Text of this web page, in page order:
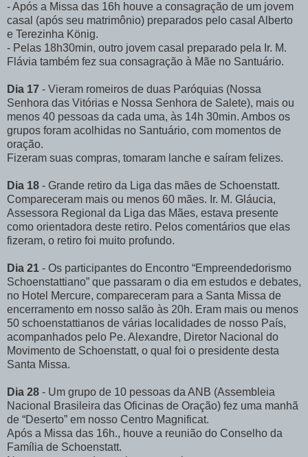
- Após a Missa das 16h houve a consagração de um jovem
casal (após seu matrimônio) preparados pelo casal Alberto
e Terezinha König.
- Pelas 18h30min, outro jovem casal preparado pela Ir. M.
Flávia também fez sua consagração à Mãe no Santuário.
Dia 17 - Vieram romeiros de duas Paróquias (Nossa
Senhora das Vitórias e Nossa Senhora de Salete), mais ou
menos 40 pessoas da cada uma, às 14h 30min. Ambos os
grupos foram acolhidas no Santuário, com momentos de
oração.
Fizeram suas compras, tomaram lanche e saíram felizes.
Dia 18 - Grande retiro da Liga das mães de Schoenstatt.
Compareceram mais ou menos 60 mães. Ir. M. Gláucia,
Assessora Regional da Liga das Mães, estava presente
como orientadora deste retiro. Pelos comentários que elas
fizeram, o retiro foi muito profundo.
Dia 21 - Os participantes do Encontro “Empreendedorismo
Schoenstattiano” que passaram o dia em estudos e debates,
no Hotel Mercure, compareceram para a Santa Missa de
encerramento em nosso salão às 20h. Eram mais ou menos
50 schoenstattianos de várias localidades de nosso País,
acompanhados pelo Pe. Alexandre, Diretor Nacional do
Movimento de Schoenstatt, o qual foi o presidente desta
Santa Missa.
Dia 28 - Um grupo de 10 pessoas da ANB (Assembleia
Nacional Brasileira das Oficinas de Oração) fez uma manhã
de “Deserto” em nosso Centro Magnificat.
Após a Missa das 16h., houve a reunião do Conselho da
Família de Schoenstatt.